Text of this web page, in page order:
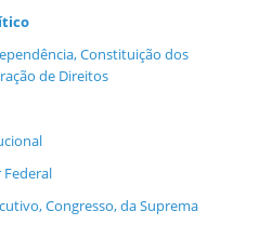
Constituição dos
de Direitos
Federal
Congresso, da Suprema